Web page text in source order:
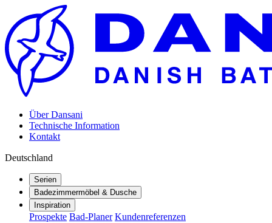
Über Dansani
Technische Information
Kontakt
Deutschland
Serien
Badezimmermöbel & Dusche
Inspiration
Prospekte Bad-Planer Kundenreferenzen